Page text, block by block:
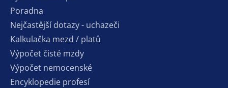
Poradna
Nejčastější dotazy - uchazeči
Kalkulačka mezd / platů
Výpočet čisté mzdy
Výpočet nemocenské
Encyklopedie profesí